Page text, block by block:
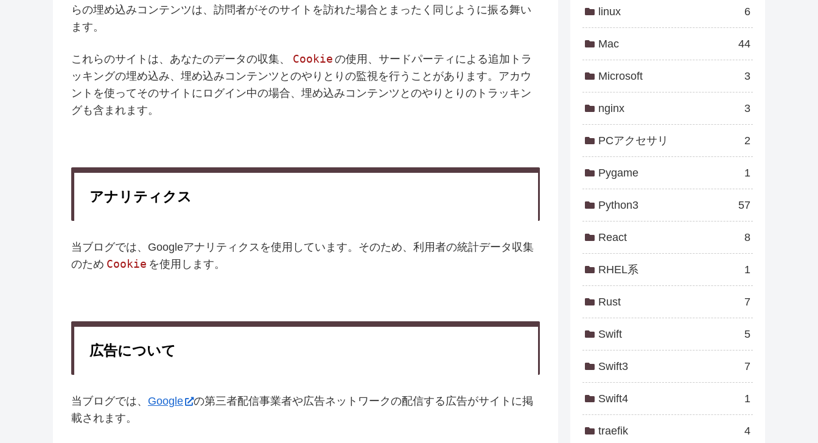
らの埋め込みコンテンツは、訪問者がそのサイトを訪れた場合とまったく同じように振る舞い
ます。
これらのサイトは、あなたのデータの収集、 Cookie の使用、サードパーティによる追加トラ
ッキングの埋め込み、埋め込みコンテンツとのやりとりの監視を行うことがあります。アカウ
ントを使ってそのサイトにログイン中の場合、埋め込みコンテンツとのやりとりのトラッキン
グも含まれます。
アナリティクス
当ブログでは、Googleアナリティクスを使用しています。そのため、利用者の統計データ収集
のため Cookie を使用します。
広告について
当ブログでは、 Google
の第三者配信事業者や広告ネットワークの配信する広告がサイトに掲
載されます。
linux 6
Mac 44
Microsoft 3
nginx 3
PCアクセサリ 2
Pygame 1
Python3 57
React 8
RHEL系 1
Rust 7
Swift 5
Swift3 7
Swift4 1
traefik 4